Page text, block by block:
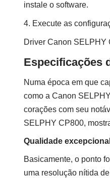
instale o software.
4. Execute as
Driver Canon SELPHY
Especificações
Numa época em que
como a Canon
corações com seu
SELPHY CP800,
Qualidade
Basicamente, o ponto
uma resolução nítida